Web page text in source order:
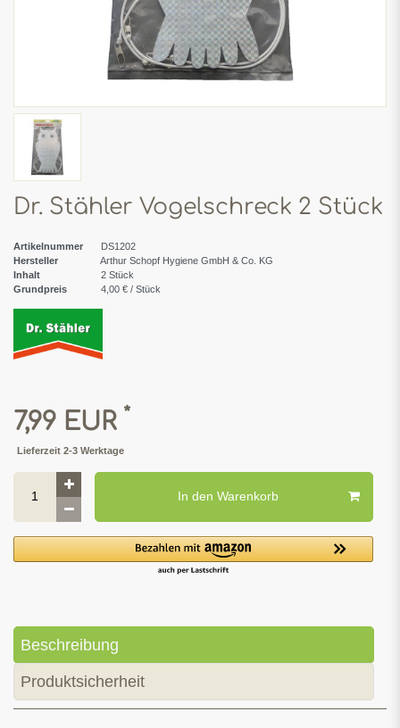
Dr. Stähler Vogelschreck 2 Stück
Artikelnummer
DS1202
Hersteller
Arthur Schopf Hygiene GmbH & Co. KG
Inhalt
2 Stück
Grundpreis
4,00 € / Stück
7,99 EUR *
Lieferzeit 2-3 Werktage
In den Warenkorb
Beschreibung
Produktsicherheit